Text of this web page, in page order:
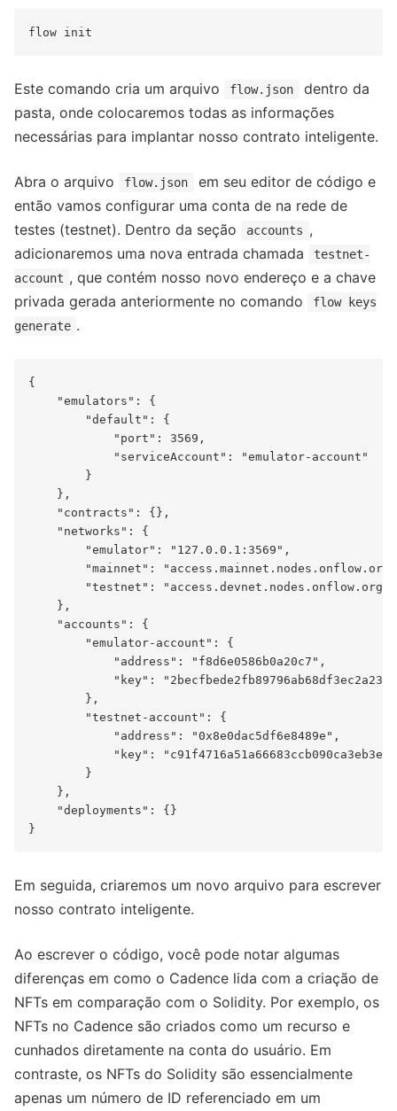
Este comando cria um arquivo flow.json
dentro da
pasta, onde colocaremos todas as informações
necessárias para implantar nosso contrato inteligente.
Abra o arquivo flow.json
em seu editor de código e
então vamos configurar uma conta de na rede de
testes (testnet). Dentro da seção
accounts ,
adicionaremos uma nova entrada chamada
testnet-
account , que contém nosso novo endereço e a chave
privada gerada anteriormente no comando
flow keys
generate .
{
    "emulators": {
        "default": {
            "port": 3569,
            "serviceAccount": "emulator-account"
        }
    },
    "contracts": {},
    "networks": {
        "emulator": "127.0.0.1:3569",
"mainnet":
"testnet":
    },
    "accounts": {
        "emulator-account": {
            "address": "f8d6e0586b0a20c7",
"key":
        },
        "testnet-account": {
            "address": "0x8e0dac5df6e8489e",
"key":
        }
    },
    "deployments": {}
Em seguida, criaremos um novo arquivo para escrever
nosso contrato inteligente.
Ao escrever o código, você pode notar algumas
diferenças em como o Cadence lida com a criação de
NFTs em comparação com o Solidity. Por exemplo, os
NFTs no Cadence são criados como um recurso e
cunhados diretamente na conta do usuário. Em
contraste, os NFTs do Solidity são essencialmente
apenas um número de ID referenciado em um